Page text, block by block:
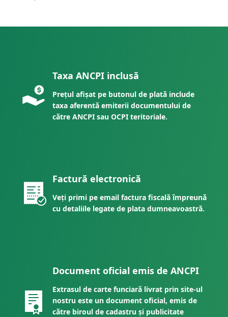
Taxa ANCPI inclusă
Prețul afișat pe butonul de plată include
taxa aferentă emiterii documentului de
către ANCPI sau OCPI teritoriale.
Factură electronică
Veți primi pe email factura fiscală împreună
cu detaliile legate de plata dumneavoastră.
Document oficial emis de ANCPI
Extrasul de carte funciară livrat prin site-ul
nostru este un document oficial, emis de
către biroul de cadastru și publicitate